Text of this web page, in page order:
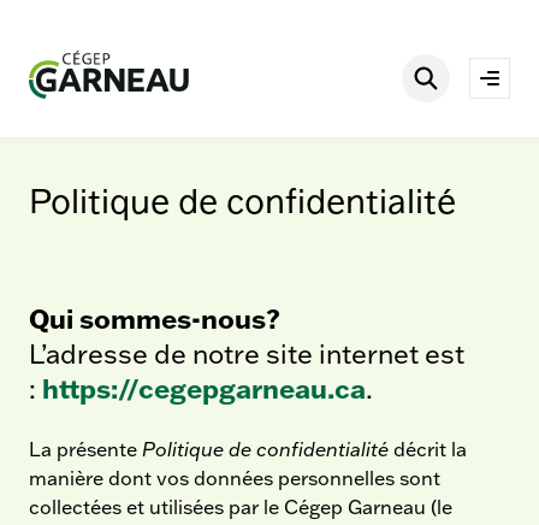
contenu
Rechercher
i
e
s
Politique de confidentialité
Qui sommes-nous?
L’adresse de notre site internet est
: https://cegepgarneau.ca.
La présente Politique de confidentialité décrit la
manière dont vos données personnelles sont
collectées et utilisées par le Cégep Garneau (le